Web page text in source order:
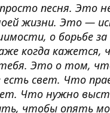
песня. Это
жизни. Это —
о борьбе за
когда кажется,
Это о том,
свет. Что
Что нужно
чтобы опять